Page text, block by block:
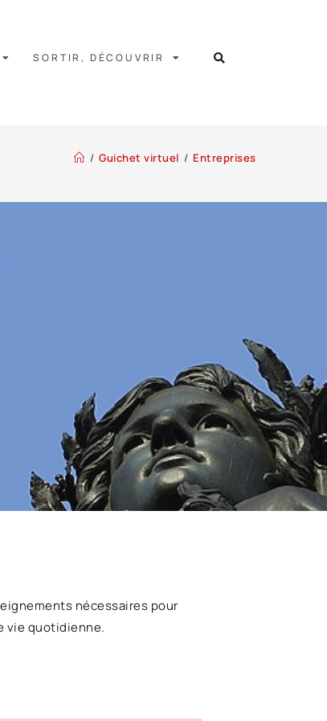
SORTIR, DÉCOUVRIR
/ Guichet virtuel / Entreprises
nécessaires pour
vie quotidienne.